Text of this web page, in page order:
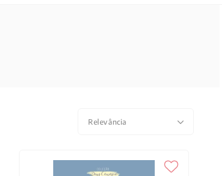
Relevância